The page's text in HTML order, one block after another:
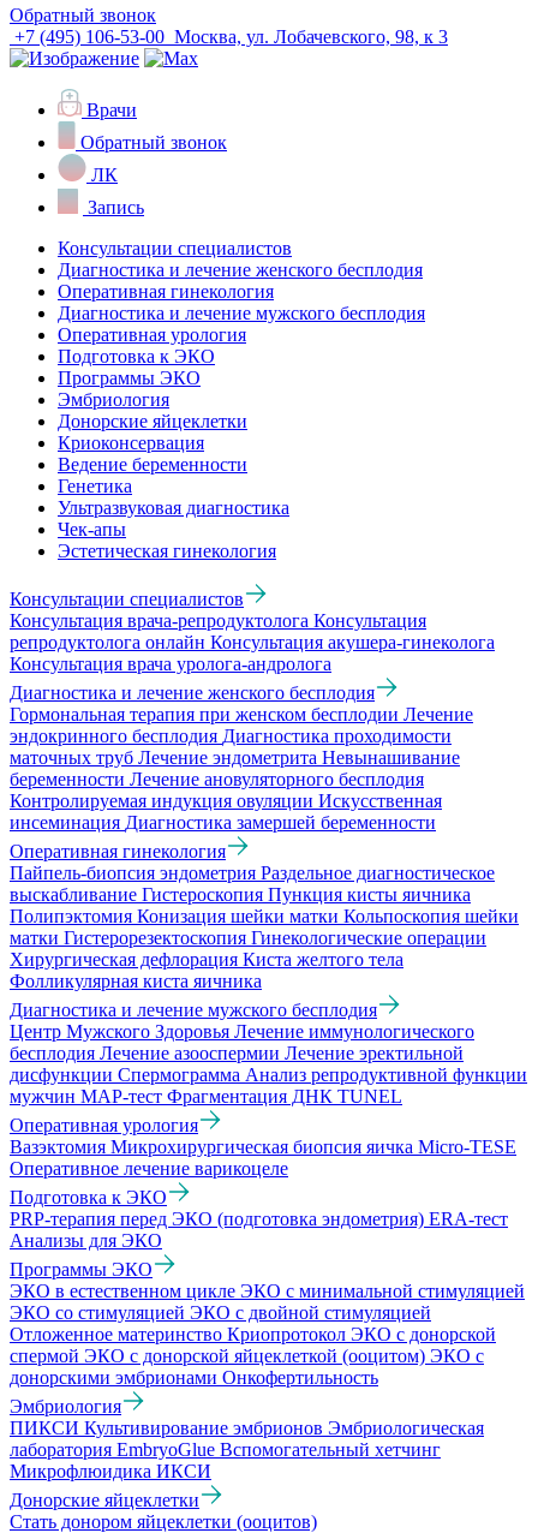
Обратный звонок
+7 (495) 106-53-00 Москва, ул. Лобачевского, 98, к 3
Врачи
Обратный звонок
ЛК
Запись
Консультации специалистов
Диагностика и лечение женского бесплодия
Оперативная гинекология
Диагностика и лечение мужского бесплодия
Оперативная урология
Подготовка к ЭКО
Программы ЭКО
Эмбриология
Донорские яйцеклетки
Криоконсервация
Ведение беременности
Генетика
Ультразвуковая диагностика
Чек-апы
Эстетическая гинекология
Консультации специалистов
Консультация врача-репродуктолога Консультация
репродуктолога онлайн Консультация акушера-гинеколога
Консультация врача уролога-андролога
Диагностика и лечение женского бесплодия
Гормональная терапия при женском бесплодии Лечение
эндокринного бесплодия Диагностика проходимости
маточных труб Лечение эндометрита Невынашивание
беременности Лечение ановуляторного бесплодия
Контролируемая индукция овуляции Искусственная
инсеминация Диагностика замершей беременности
Оперативная гинекология
Пайпель-биопсия эндометрия Раздельное диагностическое
выскабливание Гистероскопия Пункция кисты яичника
Полипэктомия Конизация шейки матки Кольпоскопия шейки
матки Гистерорезектоскопия Гинекологические операции
Хирургическая дефлорация Киста желтого тела
Фолликулярная киста яичника
Диагностика и лечение мужского бесплодия
Центр Мужского Здоровья Лечение иммунологического
бесплодия Лечение азооспермии Лечение эректильной
дисфункции Спермограмма Анализ репродуктивной функции
мужчин МАР-тест Фрагментация ДНК TUNEL
Оперативная урология
Вазэктомия Микрохирургическая биопсия яичка Micro-TESE
Оперативное лечение варикоцеле
Подготовка к ЭКО
PRP-терапия перед ЭКО (подготовка эндометрия) ERA-тест
Анализы для ЭКО
Программы ЭКО
ЭКО в естественном цикле ЭКО с минимальной стимуляцией
ЭКО со стимуляцией ЭКО с двойной стимуляцией
Отложенное материнство Криопротокол ЭКО с донорской
спермой ЭКО с донорской яйцеклеткой (ооцитом) ЭКО с
донорскими эмбрионами Онкофертильность
Эмбриология
ПИКСИ Культивирование эмбрионов Эмбриологическая
лаборатория EmbryoGlue Вспомогательный хетчинг
Микрофлюидика ИКСИ
Донорские яйцеклетки
Стать донором яйцеклетки (ооцитов)